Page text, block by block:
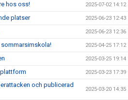
hos oss! 2025-07-02 14:12
platser 2025-06-23 12:43
2025-06-23 12:36
sommarsimskola! 2025-04-25 17:12
2025-03-25 19:14
2025-03-23 17:39
och publicerad
2025-03-20 14:35